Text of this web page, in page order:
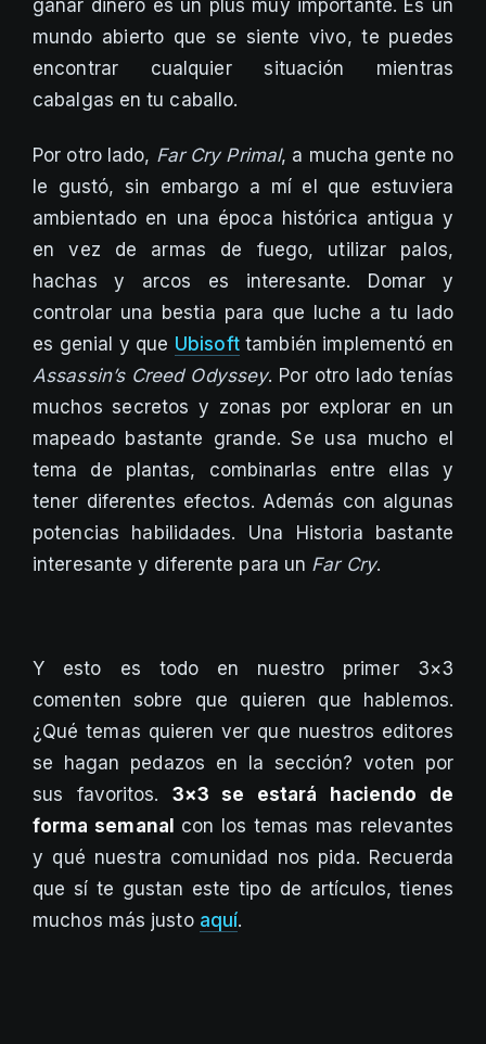
ganar dinero es un plus muy importante. Es un
mundo abierto que se siente vivo, te puedes
encontrar cualquier situación mientras
cabalgas en tu caballo.
Por otro lado, Far Cry Primal, a mucha gente no
le gustó, sin embargo a mí el que estuviera
ambientado en una época histórica antigua y
en vez de armas de fuego, utilizar palos,
hachas y arcos es interesante. Domar y
controlar una bestia para que luche a tu lado
es genial y que Ubisofttambién implementó en
Assassin’s Creed Odyssey. Por otro lado tenías
muchos secretos y zonas por explorar en un
mapeado bastante grande. Se usa mucho el
tema de plantas, combinarlas entre ellas y
tener diferentes efectos. Además con algunas
potencias habilidades. Una Historia bastante
interesante y diferente para un Far Cry.
Y esto es todo en nuestro primer 3×3
comenten sobre que quieren que hablemos.
¿Qué temas quieren ver que nuestros editores
se hagan pedazos en la sección? voten por
sus favoritos. 3×3 se estará haciendo de
forma semanal con los temas mas relevantes
y qué nuestra comunidad nos pida. Recuerda
que sí te gustan este tipo de artículos, tienes
muchos más justo aquí.